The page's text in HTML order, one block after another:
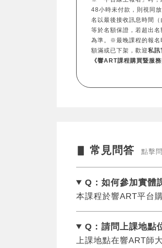
48小時未付款，則視同
名以最後接收訊息時間
等於名額保證，若超出
為準。※最晚課程的報名
額滿或已下架，歡迎私訊
《響ART課程購買暨服務
常見問答 點擊
Q：如何參加實體
本課程於響ART平台
Q : 請問上課地點
上課地點在響ART師